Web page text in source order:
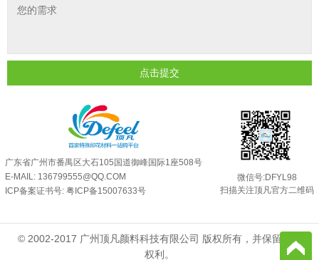
超细反光粉怎么印牢度才会更好？
外墙涂料中怎么添加反光粉使用？ 2025-06-05
超细反光粉需要搭配什么胶浆使用？
反光粉能用在注塑工艺上吗？
反光粉可以混合其他颜料一起使用吗... 2025-05-23
点击提交
广东省广州市番禺区大石105国道御峰国际1座508号
E-MAIL: 136799555@QQ.COM
ICP备案证书号: 粤ICP备15007633号
微信号:DFYL98
扫描关注顶凡官方二维码
© 2002-2017 广州顶凡颜料科技有限公司 版权所有，并保留所有
权利。